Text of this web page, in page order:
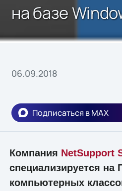
на базе
06.09.2018
Подписаться в MAX
Компания NetSupport
специализируется на
компьютерных